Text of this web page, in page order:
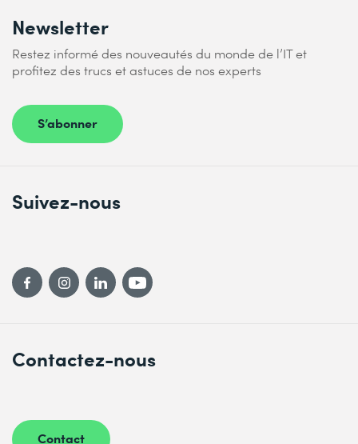
Newsletter
Restez informé des nouveautés du monde de l’IT et
profitez des trucs et astuces de nos experts
S’abonner
Contactez-nous
Contact
Suivez-nous